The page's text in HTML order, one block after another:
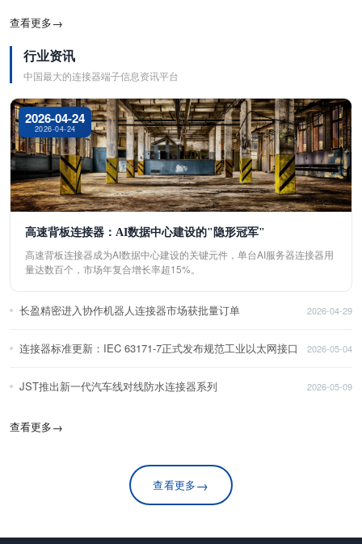
查看更多→
行业资讯
中国最大的连接器端子信息资讯平台
2026-04-24
2026-04-24
高速背板连接器：AI数据中心建设的"隐形冠军"
高速背板连接器成为AI数据中心建设的关键元件，单台AI服务器连接器用
量达数百个，市场年复合增长率超15%。
长盈精密进入协作机器人连接器市场获批量订单 2026-04-29
连接器标准更新：IEC 63171-7正式发布规范工业以太网接口 2026-05-04
JST推出新一代汽车线对线防水连接器系列 2026-05-09
查看更多→
查看更多→